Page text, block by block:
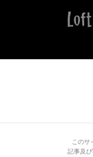
このサ
記事及